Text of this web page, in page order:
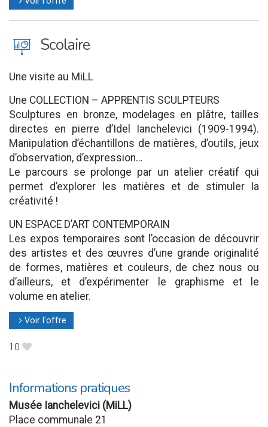
J Scolaire
Une visite au MiLL
Une COLLECTION – APPRENTIS SCULPTEURS
Sculptures en bronze, modelages en plâtre, tailles
directes en pierre d’Idel Ianchelevici (1909-1994).
Manipulation d’échantillons de matières, d’outils, jeux
d’observation, d’expression…
Le parcours se prolonge par un atelier créatif qui
permet d’explorer les matières et de stimuler la
créativité !
UN ESPACE D’ART CONTEMPORAIN
Les expos temporaires sont l’occasion de découvrir
des artistes et des œuvres d’une grande originalité
de formes, matières et couleurs, de chez nous ou
d’ailleurs, et d’expérimenter le graphisme et le
volume en atelier.
l Voir l'offre
10 B
Informations pratiques
Musée Ianchelevici (MiLL)
Place communale 21